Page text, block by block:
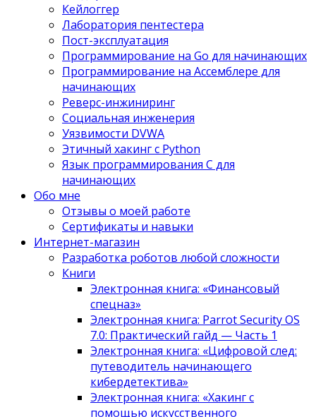
Кейлоггер
Лаборатория пентестера
Пост-эксплуатация
Программирование на Go для начинающих
Программирование на Ассемблере для
начинающих
Реверс-инжиниринг
Социальная инженерия
Уязвимости DVWA
Этичный хакинг с Python
Язык программирования С для
начинающих
Обо мне
Отзывы о моей работе
Сертификаты и навыки
Интернет-магазин
Разработка роботов любой сложности
Книги
Электронная книга: «Финансовый
спецназ»
Электронная книга: Parrot Security OS
7.0: Практический гайд — Часть 1
Электронная книга: «Цифровой след:
путеводитель начинающего
кибердетектива»
Электронная книга: «Хакинг с
помощью искусственного